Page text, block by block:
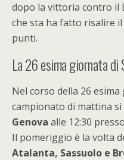
dopo la vittoria contro il
che sta ha fatto risalire
punti.
La 26 esima giornata di
Nel corso della 26
campionato di mattina
Genova alle 12:30
Il pomeriggio è la volta
Atalanta, Sassuolo e